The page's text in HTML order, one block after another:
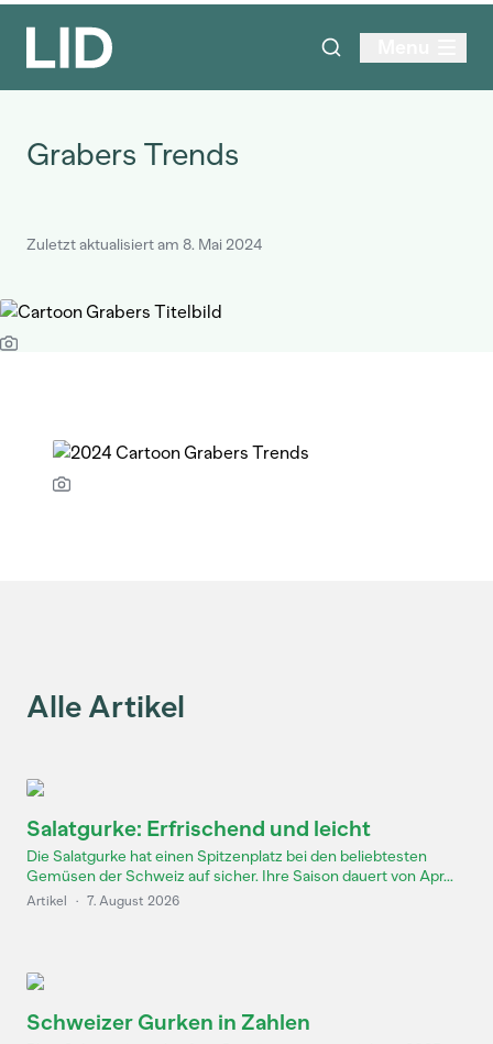
Grabers Trends
Zuletzt aktualisiert am 8. Mai 2024
Alle Artikel
Salatgurke: Erfrischend und leicht
Die Salatgurke hat einen Spitzenplatz bei den beliebtesten
Gemüsen der Schweiz auf sicher. Ihre Saison dauert von Apr...
Artikel · 7. August 2026
Schweizer Gurken in Zahlen